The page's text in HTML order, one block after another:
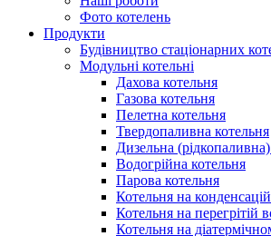
Фото котелень
Продукти
Будівництво стаціонарних
Модульні котельні
Дахова котельня
Газова котельня
Пелетна котельня
Твердопаливна котельня
Дизельна
Водогрійна котельня
Парова котельня
Котельня на
Котельня на перегрітій
Котельня на